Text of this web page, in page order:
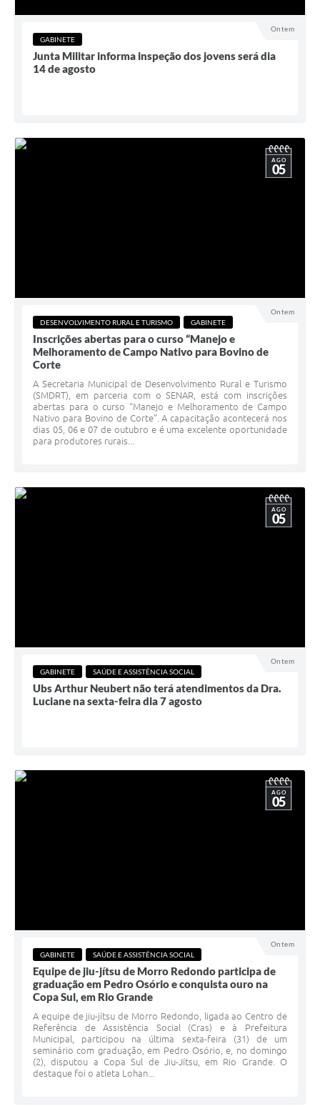
Ontem
GABINETE
Junta Militar informa inspeção dos jovens será dia
14 de agosto
Ontem
AGO
05
DESENVOLVIMENTO RURAL E TURISMO GABINETE
Inscrições abertas para o curso “Manejo e
Melhoramento de Campo Nativo para Bovino de
Corte
A Secretaria Municipal de Desenvolvimento Rural e Turismo
(SMDRT), em parceria com o SENAR, está com inscrições
abertas para o curso “Manejo e Melhoramento de Campo
Nativo para Bovino de Corte”. A capacitação acontecerá nos
dias 05, 06 e 07 de outubro e é uma excelente oportunidade
para produtores rurais...
Ontem
AGO
05
GABINETE SAÚDE E ASSISTÊNCIA SOCIAL
Ubs Arthur Neubert não terá atendimentos da Dra.
Luciane na sexta-feira dia 7 agosto
Ontem
AGO
05
GABINETE SAÚDE E ASSISTÊNCIA SOCIAL
Equipe de jiu-jítsu de Morro Redondo participa de
graduação em Pedro Osório e conquista ouro na
Copa Sul, em Rio Grande
A equipe de jiu-jítsu de Morro Redondo, ligada ao Centro de
Referência de Assistência Social (Cras) e à Prefeitura
Municipal, participou na última sexta-feira (31) de um
seminário com graduação, em Pedro Osório, e, no domingo
(2), disputou a Copa Sul de Jiu-Jítsu, em Rio Grande. O
destaque foi o atleta Lohan...